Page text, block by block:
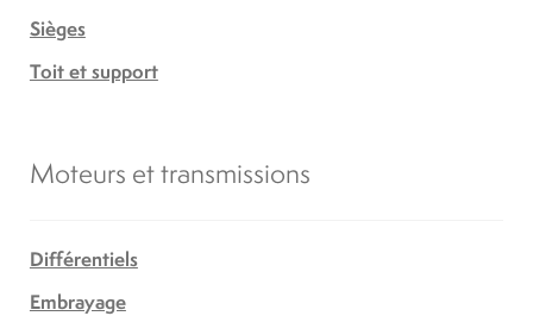
Sièges
Toit et support
Moteurs et transmissions
Différentiels
Embrayage